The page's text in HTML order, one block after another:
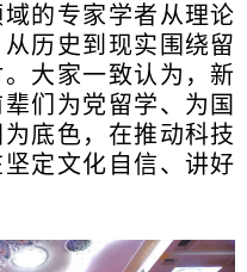
的专家学者从理论
历史到现实围绕留
大家一致认为，新
们为党留学、为国
底色，在推动科技
定文化自信、讲好